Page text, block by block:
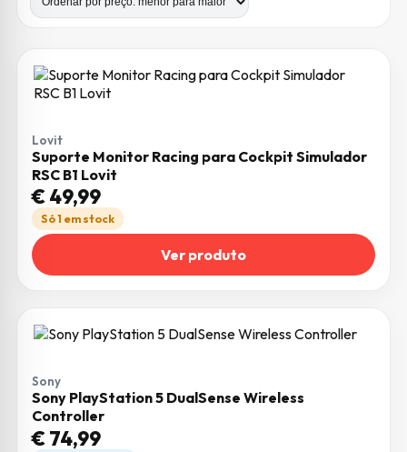
Lovit
Suporte Monitor Racing para Cockpit Simulador
RSC B1 Lovit
€49,99
Só 1 em stock
Ver produto
Sony
Sony PlayStation 5 DualSense Wireless
Controller
€74,99